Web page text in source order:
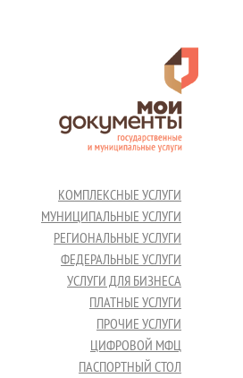
КОМПЛЕКСНЫЕ УСЛУГИ
МУНИЦИПАЛЬНЫЕ УСЛУГИ
РЕГИОНАЛЬНЫЕ УСЛУГИ
ФЕДЕРАЛЬНЫЕ УСЛУГИ
УСЛУГИ ДЛЯ БИЗНЕСА
ПЛАТНЫЕ УСЛУГИ
ПРОЧИЕ УСЛУГИ
ЦИФРОВОЙ МФЦ
ПАСПОРТНЫЙ СТОЛ